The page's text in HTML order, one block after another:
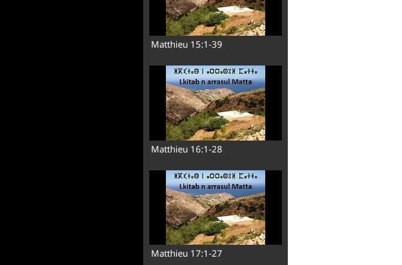
Matthieu 15:1-39
Matthieu 16:1-28
Matthieu 17:1-27